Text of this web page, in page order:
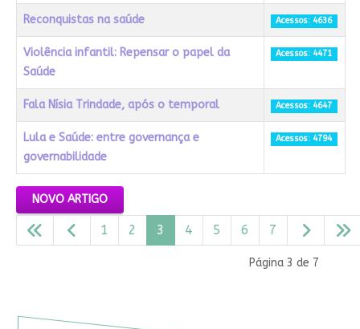
Reconquistas na saúde Acessos: 4636
Violência infantil: Repensar o papel da
Saúde
Acessos: 4471
Fala Nísia Trindade, após o temporal Acessos: 4647
Lula e Saúde: entre governança e
governabilidade
Acessos: 4794
NOVO ARTIGO
Página 3 de 7
1 2 3 4 5 6 7